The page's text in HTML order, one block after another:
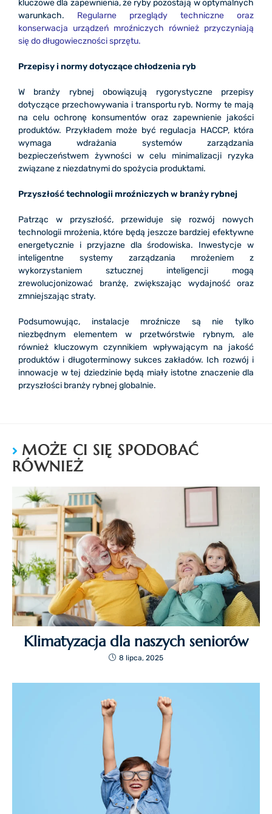
kluczowe dla zapewnienia, że ryby pozostają w optymalnych
warunkach. Regularne przeglądy techniczne oraz
konserwacja urządzeń mroźniczych również przyczyniają
się do długowieczności sprzętu.
Przepisy i normy dotyczące chłodzenia ryb
W branży rybnej obowiązują rygorystyczne przepisy
dotyczące przechowywania i transportu ryb. Normy te mają
na celu ochronę konsumentów oraz zapewnienie jakości
produktów. Przykładem może być regulacja HACCP, która
wymaga wdrażania systemów zarządzania
bezpieczeństwem żywności w celu minimalizacji ryzyka
związane z niezdatnymi do spożycia produktami.
Przyszłość technologii mroźniczych w branży rybnej
Patrząc w przyszłość, przewiduje się rozwój nowych
technologii mrożenia, które będą jeszcze bardziej efektywne
energetycznie i przyjazne dla środowiska. Inwestycje w
inteligentne systemy zarządzania mrożeniem z
wykorzystaniem sztucznej inteligencji mogą
zrewolucjonizować branżę, zwiększając wydajność oraz
zmniejszając straty.
Podsumowując, instalacje mroźnicze są nie tylko
niezbędnym elementem w przetwórstwie rybnym, ale
również kluczowym czynnikiem wpływającym na jakość
produktów i długoterminowy sukces zakładów. Ich rozwój i
innowacje w tej dziedzinie będą miały istotne znaczenie dla
przyszłości branży rybnej globalnie.
MOŻE CI SIĘ SPODOBAĆ
RÓWNIEŻ
Klimatyzacja dla naszych seniorów
8 lipca, 2025